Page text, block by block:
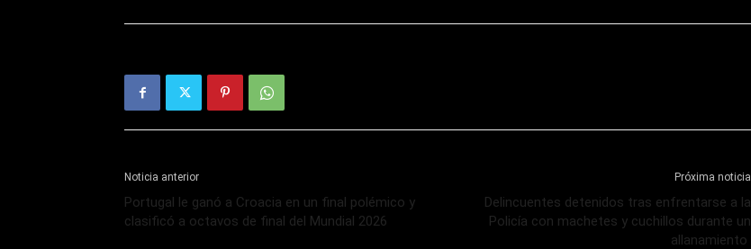
Noticia anterior
Portugal le ganó a Croacia en un final polémico y
clasificó a octavos de final del Mundial 2026
Próxima noticia
Delincuentes detenidos tras enfrentarse a la
Policía con machetes y cuchillos durante un
allanamiento